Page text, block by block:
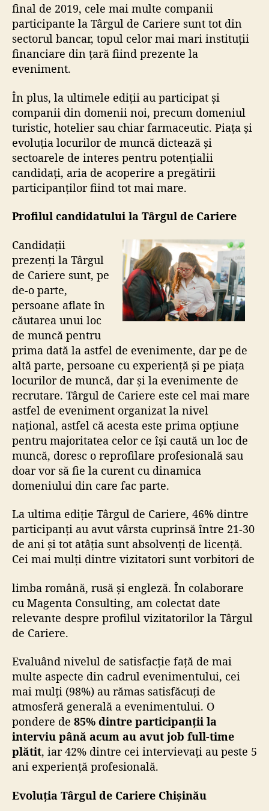
final de 2019, cele mai multe companii
participante la Târgul de Cariere sunt tot din
sectorul bancar, topul celor mai mari instituții
financiare din țară fiind prezente la
eveniment.
În plus, la ultimele ediții au participat și
companii din domenii noi, precum domeniul
turistic, hotelier sau chiar farmaceutic. Piața și
evoluția locurilor de muncă dictează și
sectoarele de interes pentru potențialii
candidați, aria de acoperire a pregătirii
participanților fiind tot mai mare.
Profilul candidatului la Târgul de Cariere
Candidații
prezenți la Târgul
de Cariere sunt, pe
de-o parte,
persoane aflate în
căutarea unui loc
de muncă pentru
prima dată la astfel de evenimente, dar pe de
altă parte, persoane cu experiență și pe piața
locurilor de muncă, dar și la evenimente de
recrutare. Târgul de Cariere este cel mai mare
astfel de eveniment organizat la nivel
național, astfel că acesta este prima opțiune
pentru majoritatea celor ce își caută un loc de
muncă, doresc o reprofilare profesională sau
doar vor să fie la curent cu dinamica
domeniului din care fac parte.
La ultima ediție Târgul de Cariere, 46% dintre
participanți au avut vârsta cuprinsă între 21-30
de ani și tot atâția sunt absolvenți de licență.
Cei mai mulți dintre vizitatori sunt vorbitori de
limba română, rusă și engleză. În colaborare
cu Magenta Consulting, am colectat date
relevante despre profilul vizitatorilor la Târgul
de Cariere.
Evaluând nivelul de satisfacție față de mai
multe aspecte din cadrul evenimentului, cei
mai mulți (98%) au rămas satisfăcuți de
atmosferă generală a evenimentului. O
pondere de 85% dintre participanții la
interviu până acum au avut job full-time
plătit, iar 42% dintre cei intervievați au peste 5
ani experiență profesională.
Evoluția Târgul de Cariere Chișinău